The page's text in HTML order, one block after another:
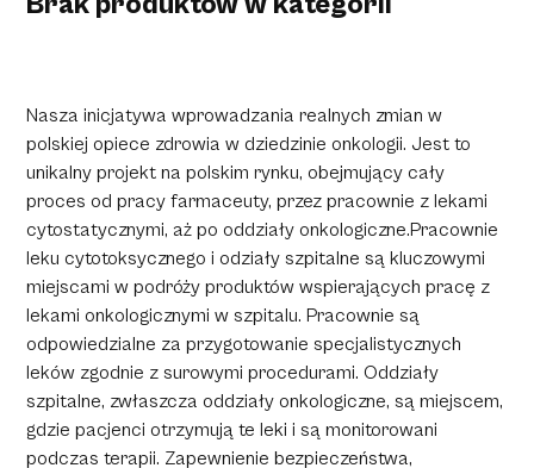
Nasza inicjatywa wprowadzania realnych zmian w
polskiej opiece zdrowia w dziedzinie onkologii. Jest to
unikalny projekt na polskim rynku, obejmujący cały
proces od pracy farmaceuty, przez pracownie z lekami
cytostatycznymi, aż po oddziały onkologiczne.Pracownie
leku cytotoksycznego i odziały szpitalne są kluczowymi
miejscami w podróży produktów wspierających pracę z
lekami onkologicznymi w szpitalu. Pracownie są
odpowiedzialne za przygotowanie specjalistycznych
leków zgodnie z surowymi procedurami. Oddziały
szpitalne, zwłaszcza oddziały onkologiczne, są miejscem,
gdzie pacjenci otrzymują te leki i są monitorowani
podczas terapii. Zapewnienie bezpieczeństwa,